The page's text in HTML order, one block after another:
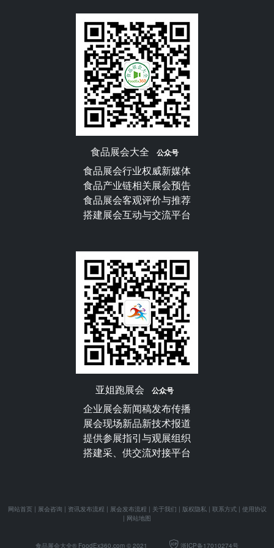
食品展会大全 公众号
食品展会行业权威新媒体
食品产业链相关展会预告
食品展会客观评价与推荐
搭建展会互动与交流平台
亚姐跑展会 公众号
企业展会新闻稿发布传播
展会现场新品新技术报道
提供参展指引与观展组织
搭建采、供交流对接平台
网站首页| 展会咨询 | 资讯发布流程 | 展会发布流程 | 关于我们 | 版权隐私| 联系方式| 使用协议
| 网站地图
食品展会大全® FoodEx360.com © 2021 浙ICP备17010274号